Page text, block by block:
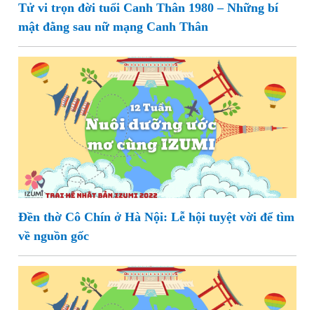
Tử vi trọn đời tuổi Canh Thân 1980 – Những bí
mật đằng sau nữ mạng Canh Thân
Đền thờ Cô Chín ở Hà Nội: Lễ hội tuyệt vời để tìm
về nguồn gốc